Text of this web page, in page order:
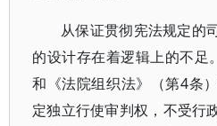
从保证贯彻宪法规定的
的设计存在着逻辑上的不足
和《法院组织法》（第4条
定独立行使审判权，不受行